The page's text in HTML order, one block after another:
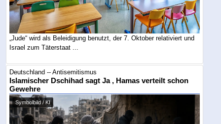
„Jude“ wird als Beleidigung benutzt, der 7. Oktober relativiert und
Israel zum Täterstaat ...
Deutschland -- Antisemitismus
Islamischer Dschihad sagt Ja , Hamas verteilt schon
Gewehre
Symbolbild / KI